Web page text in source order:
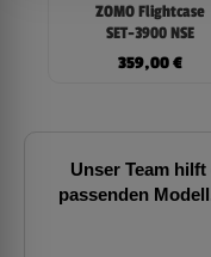
ZOMO Flightcase
SET-3900 NSE
359,00€
Unser Team
passenden